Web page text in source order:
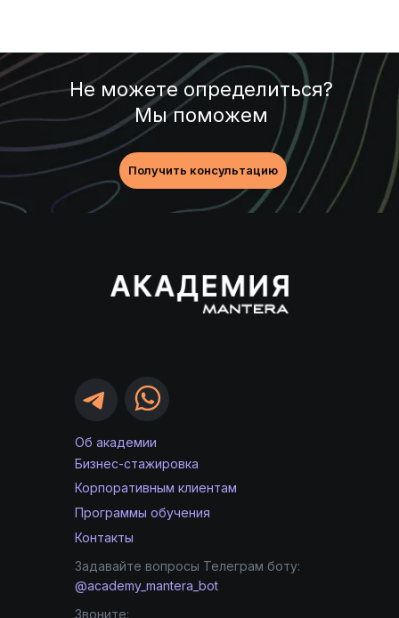
Не можете определиться?
Мы поможем
Получить консультацию
Бизнес-стажировка
Контакты
Корпоративным клиентам
Об академии
Программы обучения
Звоните:
Задавайте вопросы Телеграм боту:
@academy_mantera_bot